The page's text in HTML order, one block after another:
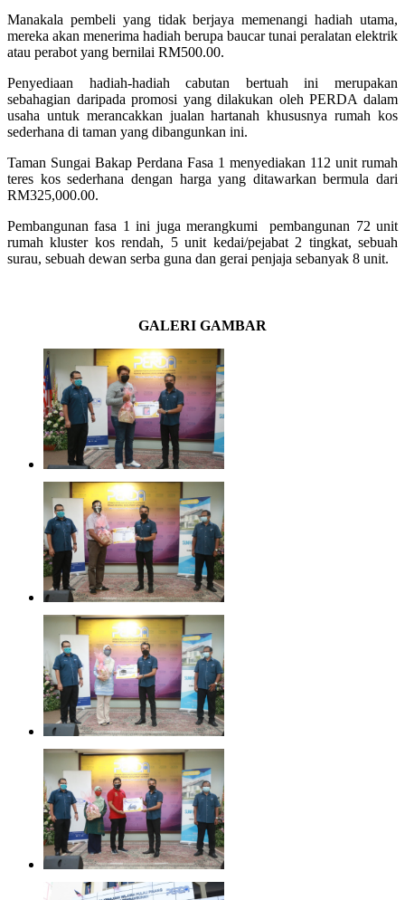
Manakala pembeli yang tidak berjaya memenangi hadiah utama,
mereka akan menerima hadiah berupa baucar tunai peralatan elektrik
atau perabot yang bernilai RM500.00.
Penyediaan hadiah-hadiah cabutan bertuah ini merupakan
sebahagian daripada promosi yang dilakukan oleh PERDA dalam
usaha untuk merancakkan jualan hartanah khususnya rumah kos
sederhana di taman yang dibangunkan ini.
Taman Sungai Bakap Perdana Fasa 1 menyediakan 112 unit rumah
teres kos sederhana dengan harga yang ditawarkan bermula dari
RM325,000.00.
Pembangunan fasa 1 ini juga merangkumi pembangunan 72 unit
rumah kluster kos rendah, 5 unit kedai/pejabat 2 tingkat, sebuah
surau, sebuah dewan serba guna dan gerai penjaja sebanyak 8 unit.
GALERI GAMBAR